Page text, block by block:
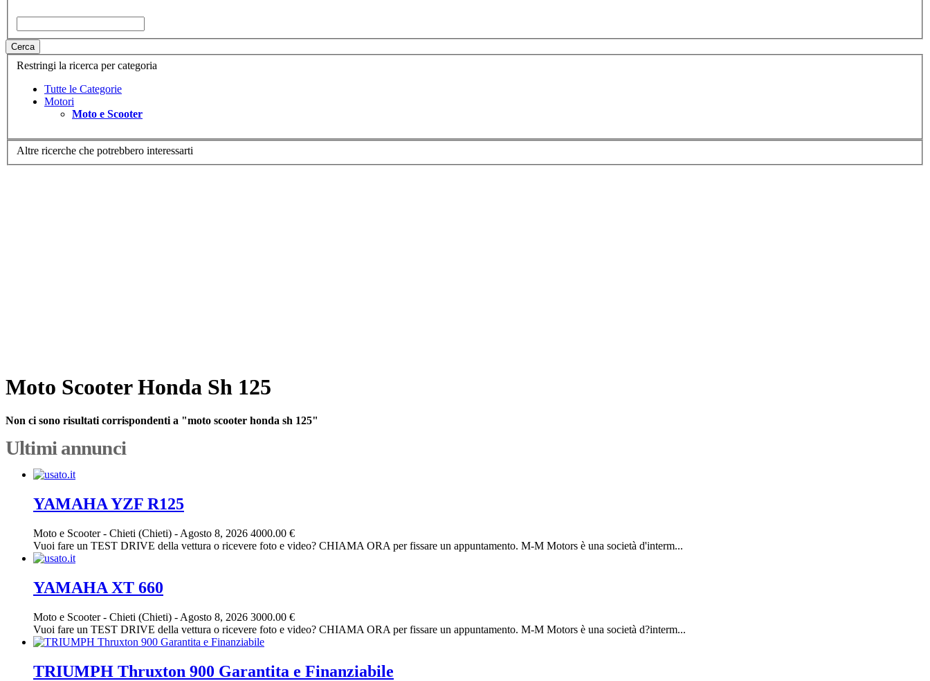
Cerca
Restringi la ricerca per categoria
Tutte le Categorie
Motori
Moto e Scooter
Altre ricerche che potrebbero interessarti
Moto Scooter Honda Sh 125
Non ci sono risultati corrispondenti a "moto scooter honda sh 125"
Ultimi annunci
YAMAHA YZF R125
Moto e Scooter- Chieti (Chieti) - Agosto 8, 2026 4000.00 €
Vuoi fare un TEST DRIVE della vettura o ricevere foto e video? CHIAMA ORA per fissare un appuntamento. M-M Motors è una società d'interm...
YAMAHA XT 660
Moto e Scooter- Chieti (Chieti) - Agosto 8, 2026 3000.00 €
Vuoi fare un TEST DRIVE della vettura o ricevere foto e video? CHIAMA ORA per fissare un appuntamento. M-M Motors è una società d?interm...
TRIUMPH Thruxton 900 Garantita e Finanziabile